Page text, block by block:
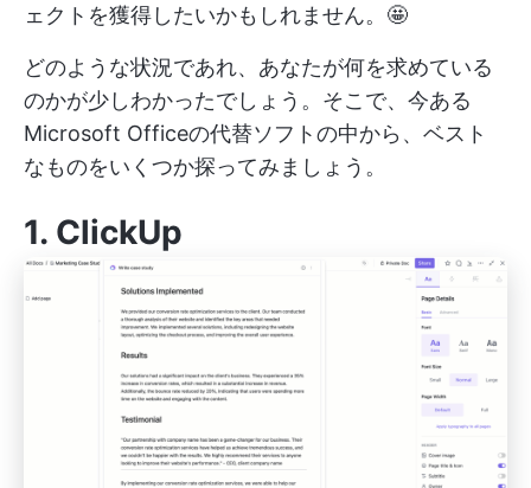
ェクトを獲得したいかもしれません。🤩
どのような状況であれ、あなたが何を求めている
のかが少しわかったでしょう。そこで、今ある
Microsoft Officeの代替ソフトの中から、ベスト
なものをいくつか探ってみましょう。
1. ClickUp